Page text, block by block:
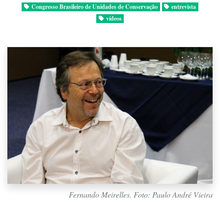
Congresso Brasileiro de Unidades de Conservação
entrevista
vídeos
Fernando Meirelles. Foto: Paulo André Vieira